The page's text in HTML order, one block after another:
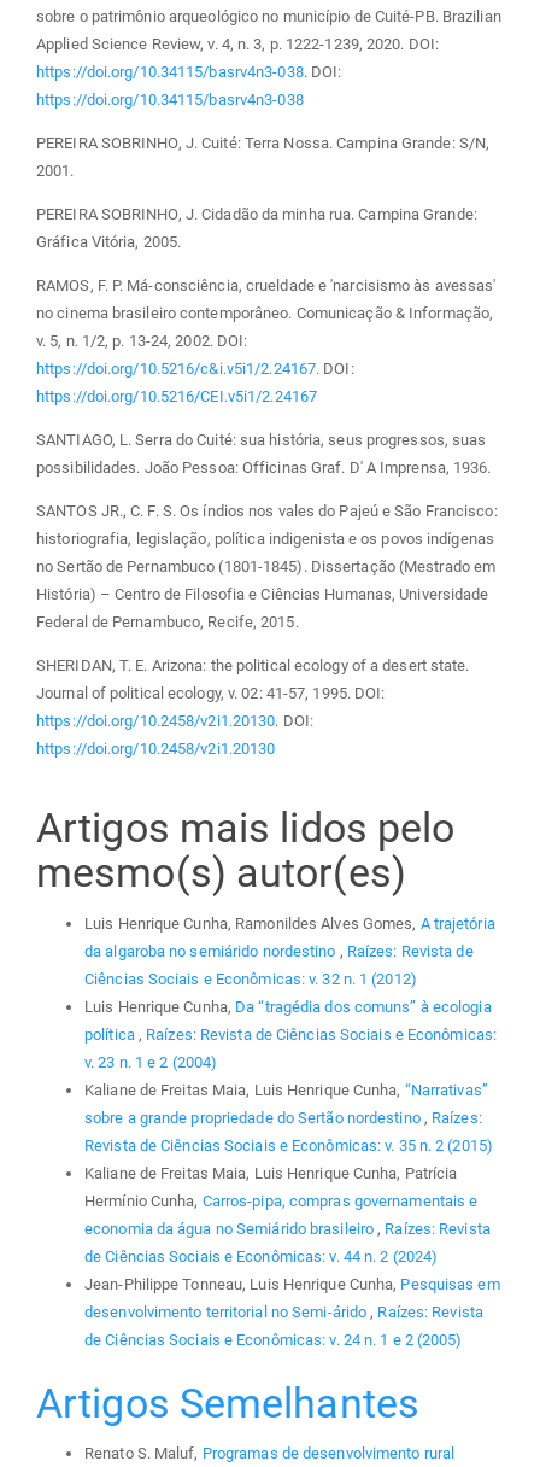
sobre o patrimônio arqueológico no município de Cuité-PB. Brazilian
Applied Science Review, v. 4, n. 3, p. 1222-1239, 2020. DOI:
https://doi.org/10.34115/basrv4n3-038. DOI:
https://doi.org/10.34115/basrv4n3-038
PEREIRA SOBRINHO, J. Cuité: Terra Nossa. Campina Grande: S/N,
2001.
PEREIRA SOBRINHO, J. Cidadão da minha rua. Campina Grande:
Gráfica Vitória, 2005.
RAMOS, F. P. Má-consciência, crueldade e 'narcisismo às avessas'
no cinema brasileiro contemporâneo. Comunicação & Informação,
v. 5, n. 1/2, p. 13-24, 2002. DOI:
https://doi.org/10.5216/c&i.v5i1/2.24167. DOI:
https://doi.org/10.5216/CEI.v5i1/2.24167
SANTIAGO, L. Serra do Cuité: sua história, seus progressos, suas
possibilidades. João Pessoa: Officinas Graf. D' A Imprensa, 1936.
SANTOS JR., C. F. S. Os índios nos vales do Pajeú e São Francisco:
historiografia, legislação, política indigenista e os povos indígenas
no Sertão de Pernambuco (1801-1845). Dissertação (Mestrado em
História) – Centro de Filosofia e Ciências Humanas, Universidade
Federal de Pernambuco, Recife, 2015.
SHERIDAN, T. E. Arizona: the political ecology of a desert state.
Journal of political ecology, v. 02: 41-57, 1995. DOI:
https://doi.org/10.2458/v2i1.20130. DOI:
https://doi.org/10.2458/v2i1.20130
Artigos mais lidos pelo
mesmo(s) autor(es)
Luis Henrique Cunha, Ramonildes Alves Gomes, A trajetória
da algaroba no semiárido nordestino , Raízes: Revista de
Ciências Sociais e Econômicas: v. 32 n. 1 (2012)
Luis Henrique Cunha, Da “tragédia dos comuns” à ecologia
política , Raízes: Revista de Ciências Sociais e Econômicas:
v. 23 n. 1 e 2 (2004)
Kaliane de Freitas Maia, Luis Henrique Cunha, “Narrativas”
sobre a grande propriedade do Sertão nordestino , Raízes:
Revista de Ciências Sociais e Econômicas: v. 35 n. 2 (2015)
Kaliane de Freitas Maia, Luis Henrique Cunha, Patrícia
Hermínio Cunha, Carros-pipa, compras governamentais e
economia da água no Semiárido brasileiro , Raízes: Revista
de Ciências Sociais e Econômicas: v. 44 n. 2 (2024)
Jean-Philippe Tonneau, Luis Henrique Cunha, Pesquisas em
desenvolvimento territorial no Semi-árido , Raízes: Revista
de Ciências Sociais e Econômicas: v. 24 n. 1 e 2 (2005)
Artigos Semelhantes
Renato S. Maluf, Programas de desenvolvimento rural